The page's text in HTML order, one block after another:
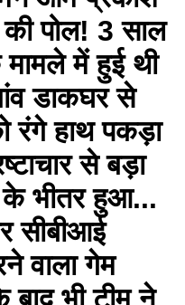
की पोल! 3 साल
मामले में हुई थी
डाकघर से
हाथ पकड़ा
से बड़ा
भीतर हुआ...
सीबीआई
वाला गेम